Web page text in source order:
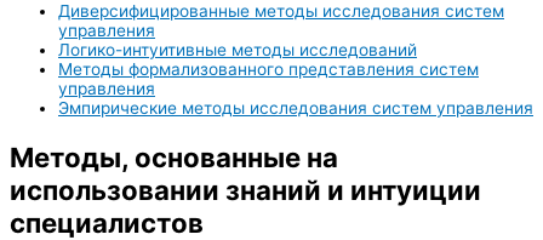
Диверсифицированные методы исследования систем
управления
Логико-интуитивные методы исследований
Методы формализованного представления систем
управления
Эмпирические методы исследования систем управления
Методы, основанные на
использовании знаний и интуиции
специалистов